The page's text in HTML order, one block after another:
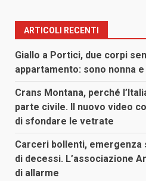
ARTICOLI RECENTI
Giallo a Portici, due corpi
appartamento: sono nonna
Crans Montana, perché
parte civile. Il nuovo video
di sfondare le vetrate
Carceri bollenti,
di decessi. L’associazione
di allarme